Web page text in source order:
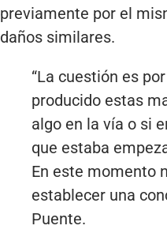
previamente por el
daños similares.
“La cuestión es
producido estas
algo en la vía o si
que estaba
En este momento
establecer una
Puente.